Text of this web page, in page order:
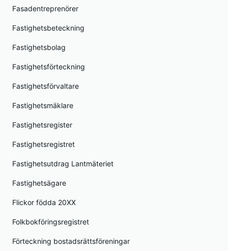
Fasadentreprenörer
Fastighetsbeteckning
Fastighetsbolag
Fastighetsförteckning
Fastighetsförvaltare
Fastighetsmäklare
Fastighetsregister
Fastighetsregistret
Fastighetsutdrag Lantmäteriet
Fastighetsägare
Flickor födda 20XX
Folkbokföringsregistret
Förteckning bostadsrättsföreningar